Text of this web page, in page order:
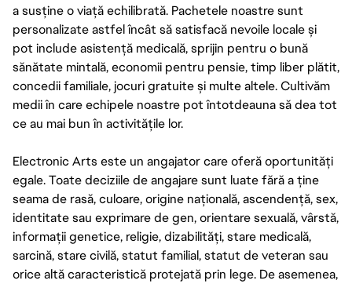
a susține o viață echilibrată. Pachetele noastre sunt
personalizate astfel încât să satisfacă nevoile locale și
pot include asistență medicală, sprijin pentru o bună
sănătate mintală, economii pentru pensie, timp liber plătit,
concedii familiale, jocuri gratuite și multe altele. Cultivăm
medii în care echipele noastre pot întotdeauna să dea tot
ce au mai bun în activitățile lor.
Electronic Arts este un angajator care oferă oportunități
egale. Toate deciziile de angajare sunt luate fără a ține
seama de rasă, culoare, origine națională, ascendență, sex,
identitate sau exprimare de gen, orientare sexuală, vârstă,
informații genetice, religie, dizabilități, stare medicală,
sarcină, stare civilă, statut familial, statut de veteran sau
orice altă caracteristică protejată prin lege. De asemenea,